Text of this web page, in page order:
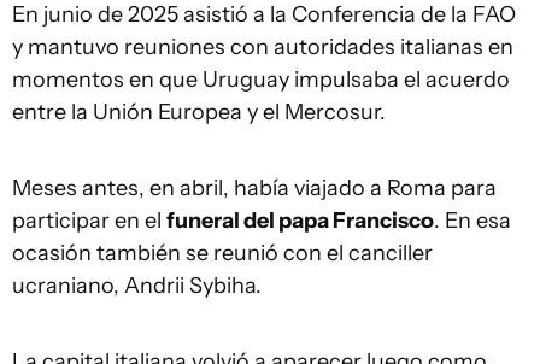
En junio de 2025 asistió a la Conferencia de la FAO
y mantuvo reuniones con autoridades italianas en
momentos en que Uruguay impulsaba el acuerdo
entre la Unión Europea y el Mercosur.
Meses antes, en abril, había viajado a Roma para
participar en el funeral del papa Francisco. En esa
ocasión también se reunió con el canciller
ucraniano, Andrii Sybiha.